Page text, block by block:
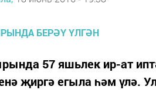
57 яшьлек ир-ат
җиргә егыла һәм үлә.